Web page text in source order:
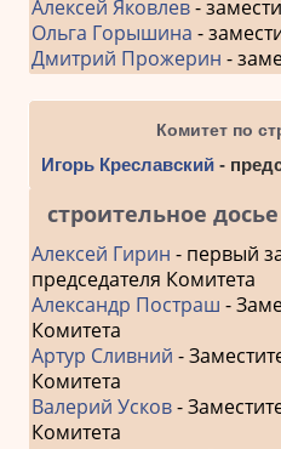
Алексей Яковлев-
Ольга Горышина -
Дмитрий Прожерин -
Комитет по
Игорь Креславский -
строительное досье
Алексей Гирин - первый
председателя Комитета
Александр Постраш -
Комитета
Артур Сливний -
Комитета
Валерий Усков-
Комитета